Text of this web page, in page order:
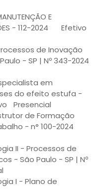
E
- 112-2024
Efetivo
de Inovação
- SP | Nº 343-2024
em
do efeito estufa -
Presencial
de Formação
- n° 100-2024
II - Processos de
- São Paulo - SP | Nº
I - Plano de